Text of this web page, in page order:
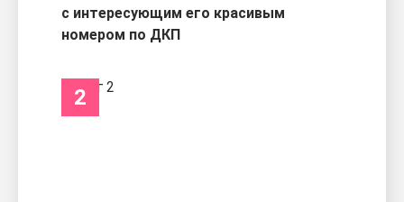
с интересующим его красивым
номером по ДКП
2